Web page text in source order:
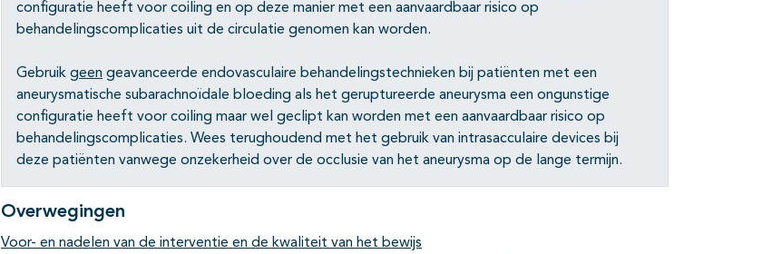
configuratie heeft voor coiling en op deze manier met een aanvaardbaar risico op
behandelingscomplicaties uit de circulatie genomen kan worden.
Gebruik geen geavanceerde endovasculaire behandelingstechnieken bij patiënten met een
aneurysmatische subarachnoïdale bloeding als het geruptureerde aneurysma een ongunstige
configuratie heeft voor coiling maar wel geclipt kan worden met een aanvaardbaar risico op
behandelingscomplicaties. Wees terughoudend met het gebruik van intrasacculaire devices bij
deze patiënten vanwege onzekerheid over de occlusie van het aneurysma op de lange termijn.
Overwegingen
Voor- en nadelen van de interventie en de kwaliteit van het bewijs